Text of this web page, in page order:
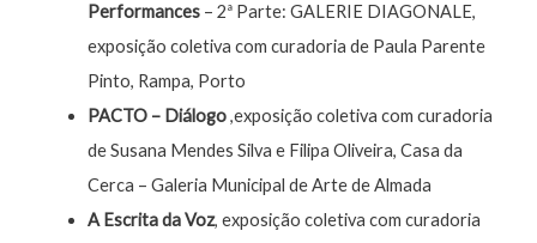
Performances – 2ª Parte: GALERIE DIAGONALE,
exposição coletiva com curadoria de Paula Parente
Pinto, Rampa, Porto
PACTO – Diálogo,exposição coletiva com curadoria
de Susana Mendes Silva e Filipa Oliveira, Casa da
Cerca – Galeria Municipal de Arte de Almada
A Escrita da Voz, exposição coletiva com curadoria